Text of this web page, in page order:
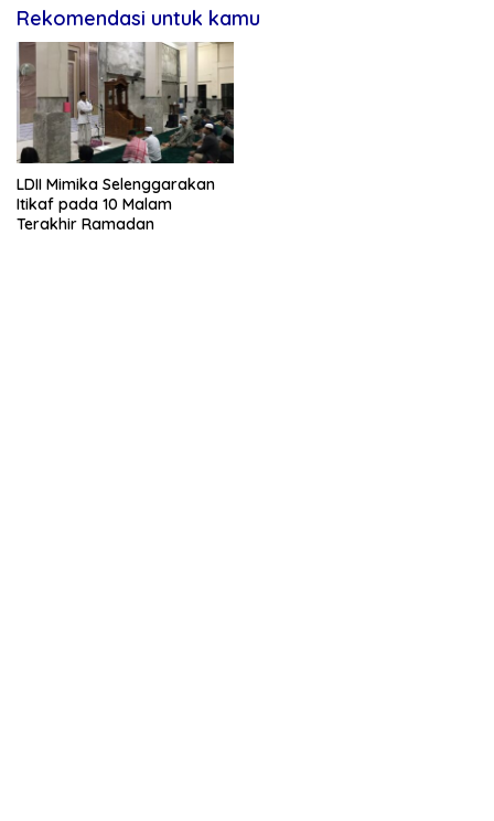
Rekomendasi untuk kamu
LDII Mimika Selenggarakan
Itikaf pada 10 Malam
Terakhir Ramadan